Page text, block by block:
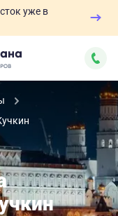
уже в